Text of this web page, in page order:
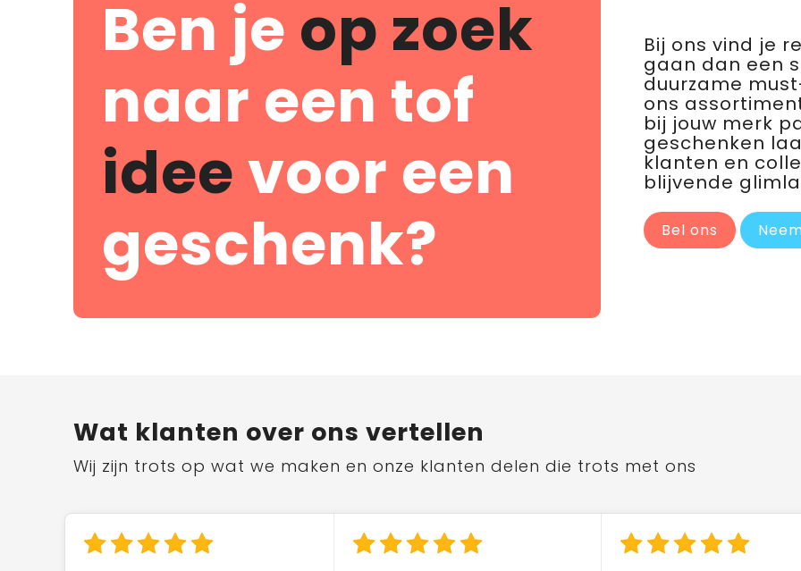
Ben je op zoek
naar een tof
ideevoor een
geschenk?
Bij ons vind je
gaan dan een
duurzame
ons
bij jouw merk
geschenken
klanten en
blijvende
Bel ons
Wat klanten over ons vertellen
Wij zijn trots op wat we maken en onze klanten delen die trots met ons